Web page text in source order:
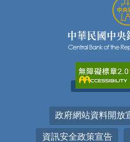
政府網站資料開放
資訊安全政策宣告